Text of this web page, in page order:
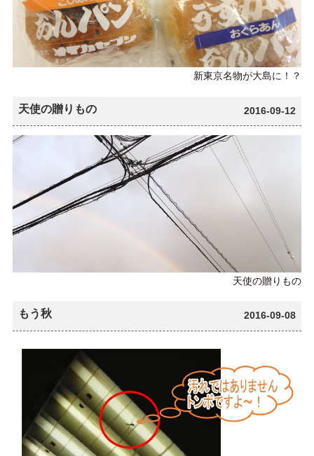
新東京名物が大島に！？
天使の贈りもの 2016-09-12
天使の贈りもの
もう秋 2016-09-08